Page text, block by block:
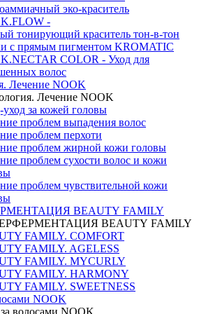
эко-краситель
-
тонирующий краситель тон-в-тон
с прямым пигментом KROMATIC
COLOR - Уход для
волос
Лечение NOOK
Лечение NOOK
за кожей головы
проблем выпадения волос
проблем перхоти
проблем жирной кожи головы
проблем сухости волос и кожи
проблем чувствительной кожи
BEAUTY FAMILY
BEAUTY FAMILY
FAMILY. COMFORT
FAMILY. AGELESS
FAMILY. MYCURLY
FAMILY. HARMONY
FAMILY. SWEETNESS
NOOK
волосами NOOK